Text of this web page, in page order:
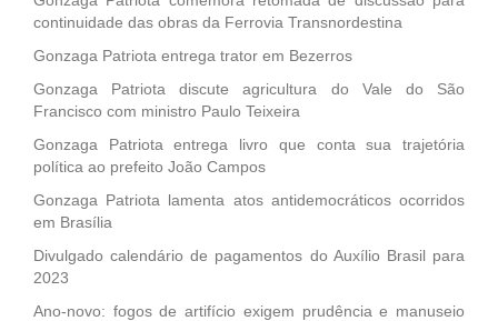
continuidade das obras da Ferrovia Transnordestina
Gonzaga Patriota entrega trator em Bezerros
Gonzaga Patriota discute agricultura do Vale do São
Francisco com ministro Paulo Teixeira
Gonzaga Patriota entrega livro que conta sua trajetória
política ao prefeito João Campos
Gonzaga Patriota lamenta atos antidemocráticos ocorridos
em Brasília
Divulgado calendário de pagamentos do Auxílio Brasil para
2023
Ano-novo: fogos de artifício exigem prudência e manuseio